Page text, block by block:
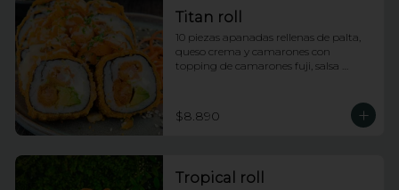
Titan roll
10 piezas apanadas rellenas de palta,
queso crema y camarones con
topping de camarones fuji, salsa
$8.890
Tropical roll